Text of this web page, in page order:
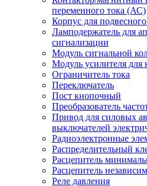
переменного тока (АС)
Корпус для
Ламподержатель для
сигнализации
Модуль сигнальной
Модуль усилителя для
Ограничитель тока
Переключатель
Пост кнопочный
Преобразователь
Привод для силовых
выключателей
Радиоэлектронные
Распределительный
Расцепитель
Расцепитель
Реле давления